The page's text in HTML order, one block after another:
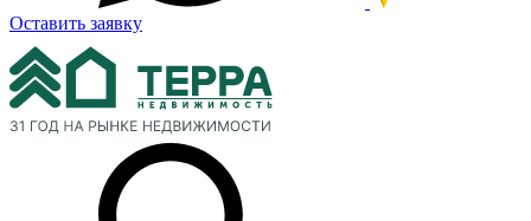
Оставить заявку